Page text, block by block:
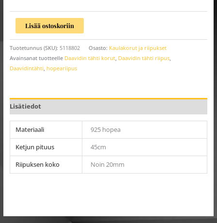
Lisää ostoskoriin
Tuotetunnus (SKU): 5118802 Osasto: Kaulakorut ja riipukset
Avainsanat tuotteelle Daavidin tähti korut, Daavidin tähti riipus,
Daavidintähti, hopeariipus
Lisätiedot
Materiaali
925 hopea
Ketjun pituus
45cm
Riipuksen koko
Noin 20mm